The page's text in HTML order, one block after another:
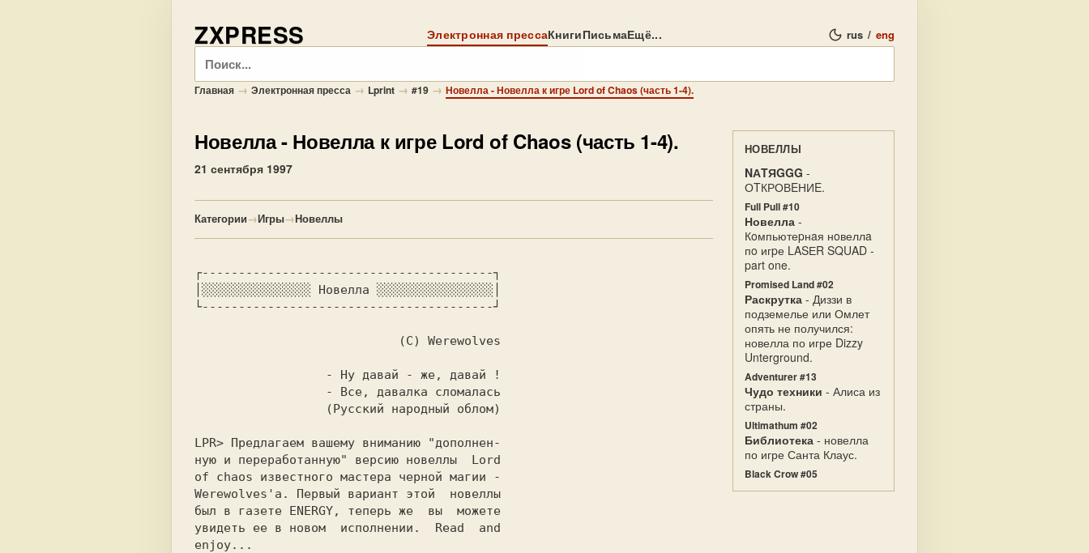
ZXPRESS Электронная прессаКнигиПисьмаЕщё... rus / eng
Поиск
Главная → Электронная пресса → Lprint → #19 → Новелла - Новелла к игре Lord of Chaos (часть 1-4).
Новелла- Новелла к игре Lord of Chaos (часть 1-4).
21 сентября 1997
Категории→Игры→Новеллы
┌----------------------------------------┐
│░░░░░░░░░░░░░░░ Новелла ░░░░░░░░░░░░░░░░│
LPR> Предлагаем вашему вниманию "дополнен-
ную и переработанную" версию новеллы  Lord
of chaos известного мастера черной магии -
Werewolves'а. Первый вариант этой  новеллы
был в газете ENERGY,
теперь же  вы  можете
увидеть ее в новом  исполнении.  Read  and
enjoy...
НОВЕЛЛЫ
NАTЯGGG -
ОTКРОВEНИE.
Full Pull #10
Новелла -
Кoмпьютеpнaя нoвеллa
пo игpе LASЕR SQUAD -
part one.
Promised Land #02
Раскрутка - Диззи в
подземелье или Омлет
опять не получился:
новелла по игре Dizzy
Unterground.
Adventurer #13
Чудо техники - Алиса из
страны.
Ultimathum #02
Библиотека - новелла
по игре Санта Клаус.
Black Crow #05